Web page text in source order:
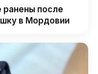
после
в Мордовии